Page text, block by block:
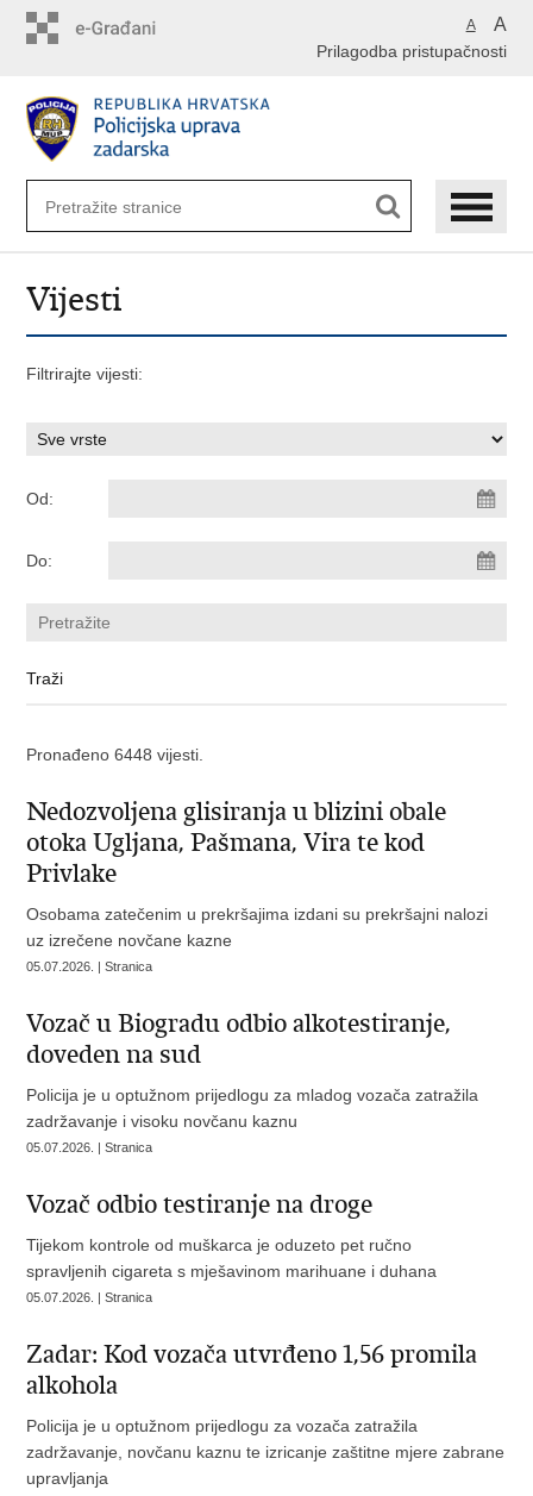
A A
Prilagodba pristupačnosti
Vijesti
Filtrirajte vijesti:
Od:
Do:
Pronađeno 6448 vijesti.
Nedozvoljena glisiranja u blizini obale
otoka Ugljana, Pašmana, Vira te kod
Privlake
Osobama zatečenim u prekršajima izdani su prekršajni nalozi
uz izrečene novčane kazne
05.07.2026. | Stranica
Vozač u Biogradu odbio alkotestiranje,
doveden na sud
Policija je u optužnom prijedlogu za mladog vozača zatražila
zadržavanje i visoku novčanu kaznu
05.07.2026. | Stranica
Vozač odbio testiranje na droge
Tijekom kontrole od muškarca je oduzeto pet ručno
spravljenih cigareta s mješavinom marihuane i duhana
05.07.2026. | Stranica
Zadar: Kod vozača utvrđeno 1,56 promila
alkohola
Policija je u optužnom prijedlogu za vozača zatražila
zadržavanje, novčanu kaznu te izricanje zaštitne mjere zabrane
upravljanja